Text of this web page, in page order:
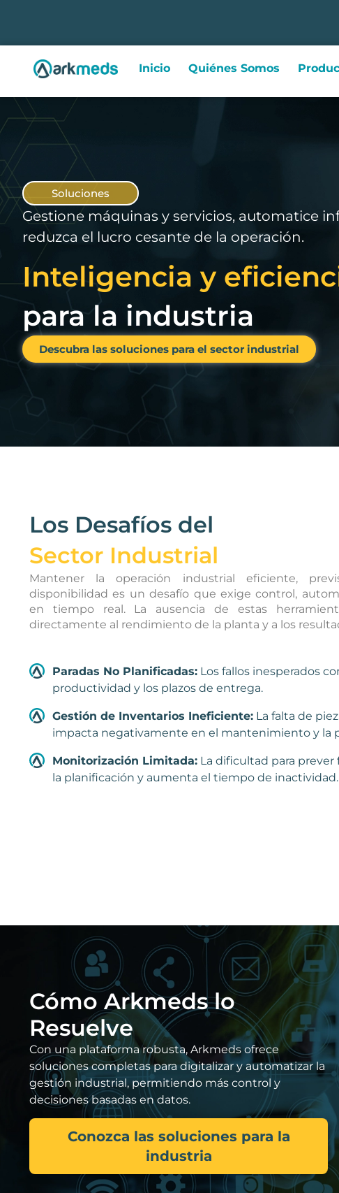
Inicio Quiénes Somos
Soluciones
Gestione máquinas y servicios, automatice
reduzca el lucro cesante de la operación.
Inteligencia y
para la industria
Descubra las soluciones para el sector industrial
Los Desafíos del
Sector Industrial
Mantener la operación industrial eficiente,
disponibilidad es un desafío que exige control,
en tiempo real. La ausencia de estas
directamente al rendimiento de la planta y a los
Paradas No Planificadas:Los fallos inesperados
productividad y los plazos de entrega.
Gestión de Inventarios Ineficiente:La falta de
impacta negativamente en el mantenimiento y la
Monitorización Limitada:La dificultad para prever
la planificación y aumenta el tiempo de inactividad.
Cómo Arkmeds lo
Resuelve
Con una plataforma robusta, Arkmeds ofrece
soluciones completas para digitalizar y automatizar la
gestión industrial, permitiendo más control y
decisiones basadas en datos.
Conozca las soluciones para la
industria